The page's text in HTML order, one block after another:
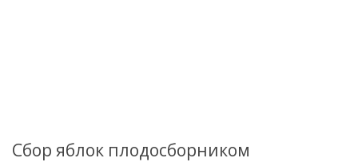
Сбор яблок плодосборником